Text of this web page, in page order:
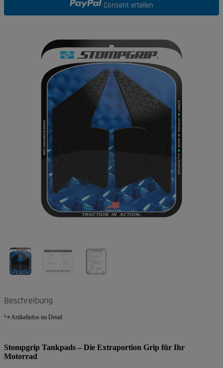
Consent erteilen
Beschreibung
Artikelinfos im Detail
Stompgrip Tankpads – Die Extraportion Grip für Ihr
Motorrad